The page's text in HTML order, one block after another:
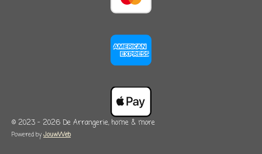
© 2023 - 2026 De Arrangerie, home & more
Powered byJouwWeb